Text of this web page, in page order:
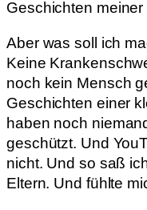
Geschichten
Aber was soll ich
Keine
noch kein Mensch
Geschichten einer
haben noch
geschützt. Und
nicht. Und so saß
Eltern. Und fühlte